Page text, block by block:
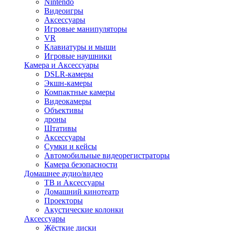
Nintendo
Видеоигры
Аксессуары
Игровые манипуляторы
VR
Клавиатуры и мыши
Игровые наушники
Камера и Аксессуары
DSLR-камеры
Экшн-камеры
Компактные камеры
Видеокамеры
Объективы
дроны
Штативы
Аксессуары
Сумки и кейсы
Автомобильные видеорегистраторы
Камера безопасности
Домашнее аудио/видео
ТВ и Аксессуары
Домашний кинотеатр
Проекторы
Акустические колонки
Аксессуары
Жёсткие диски